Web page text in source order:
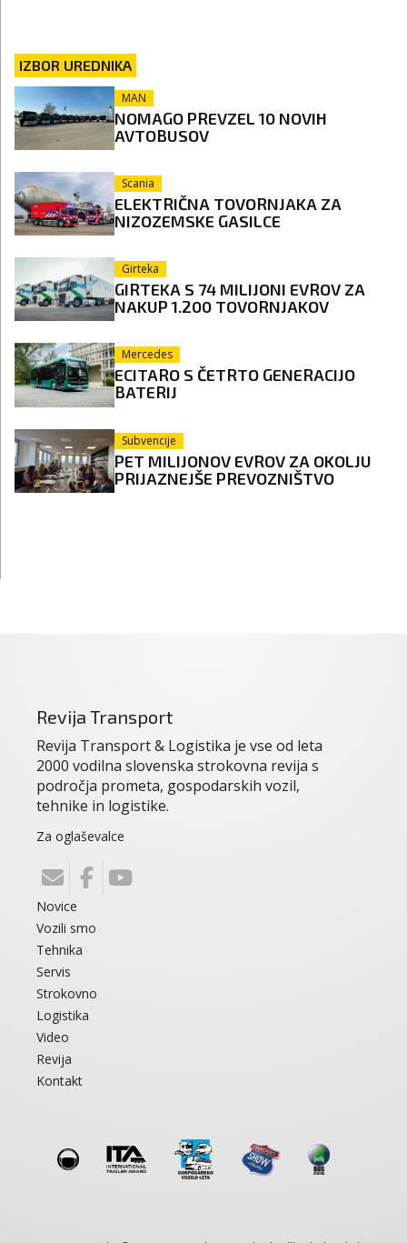
IZBOR UREDNIKA
MAN
NOMAGO PREVZEL 10 NOVIH
AVTOBUSOV
Scania
ELEKTRIČNA TOVORNJAKA ZA
NIZOZEMSKE GASILCE
Girteka
GIRTEKA S 74 MILIJONI EVROV ZA
NAKUP 1.200 TOVORNJAKOV
Mercedes
ECITARO S ČETRTO GENERACIJO
BATERIJ
Subvencije
PET MILIJONOV EVROV ZA OKOLJU
PRIJAZNEJŠE PREVOZNIŠTVO
Revija Transport
Revija Transport & Logistika je vse od leta
2000 vodilna slovenska strokovna revija s
področja prometa, gospodarskih vozil,
tehnike in logistike.
Za oglaševalce
Novice
Vozili smo
Tehnika
Servis
Strokovno
Logistika
Video
Revija
Kontakt